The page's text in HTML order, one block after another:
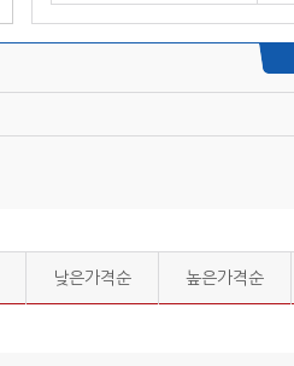
낮은가격순 높은가격순